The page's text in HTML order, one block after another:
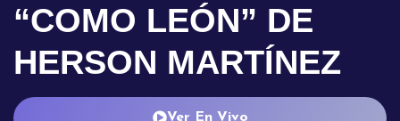
“COMO LEÓN” DE
HERSON MARTÍNEZ
Ver En Vivo